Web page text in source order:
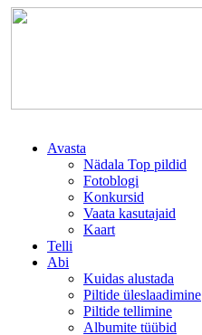
Avasta
Nädala Top pildid
Fotoblogi
Konkursid
Vaata kasutajaid
Kaart
Telli
Abi
Kuidas alustada
Piltide üleslaadimine
Piltide tellimine
Albumite tüübid